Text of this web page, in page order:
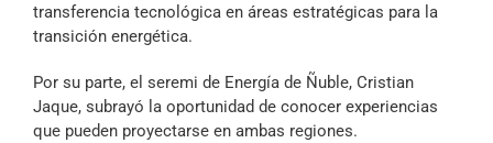
transferencia tecnológica en áreas estratégicas para la
transición energética.
Por su parte, el seremi de Energía de Ñuble, Cristian
Jaque, subrayó la oportunidad de conocer experiencias
que pueden proyectarse en ambas regiones.